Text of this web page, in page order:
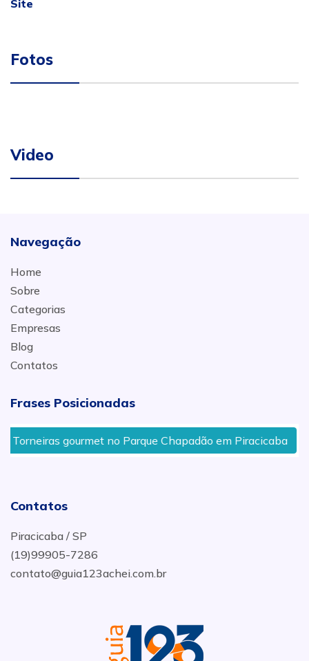
Site
Fotos
Video
Navegação
Home
Sobre
Categorias
Empresas
Blog
Contatos
Frases Posicionadas
Torneiras gourmet no Parque Chapadão em Piracicaba
Contatos
Piracicaba / SP
(19)99905-7286
contato@guia123achei.com.br